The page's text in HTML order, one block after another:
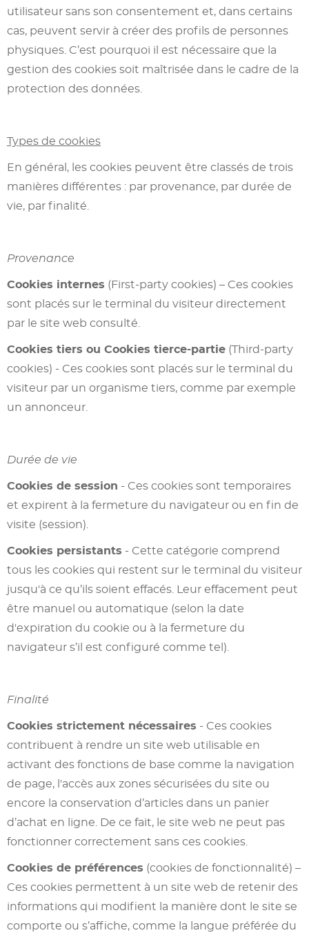
utilisateur sans son consentement et, dans certains
cas, peuvent servir à créer des profils de personnes
physiques. C’est pourquoi il est nécessaire que la
gestion des cookies soit maîtrisée dans le cadre de la
protection des données.
Types de cookies
En général, les cookies peuvent être classés de trois
manières différentes : par provenance, par durée de
vie, par finalité.
Provenance
Cookies internes (First-party cookies) – Ces cookies
sont placés sur le terminal du visiteur directement
par le site web consulté.
Cookies tiers ou Cookies tierce-partie (Third-party
cookies) - Ces cookies sont placés sur le terminal du
visiteur par un organisme tiers, comme par exemple
un annonceur.
Durée de vie
Cookies de session - Ces cookies sont temporaires
et expirent à la fermeture du navigateur ou en fin de
visite (session).
Cookies persistants - Cette catégorie comprend
tous les cookies qui restent sur le terminal du visiteur
jusqu'à ce qu’ils soient effacés. Leur effacement peut
être manuel ou automatique (selon la date
d'expiration du cookie ou à la fermeture du
navigateur s’il est configuré comme tel).
Finalité
Cookies strictement nécessaires - Ces cookies
contribuent à rendre un site web utilisable en
activant des fonctions de base comme la navigation
de page, l'accès aux zones sécurisées du site ou
encore la conservation d’articles dans un panier
d’achat en ligne. De ce fait, le site web ne peut pas
fonctionner correctement sans ces cookies.
Cookies de préférences (cookies de fonctionnalité) –
Ces cookies permettent à un site web de retenir des
informations qui modifient la manière dont le site se
comporte ou s’affiche, comme la langue préférée du